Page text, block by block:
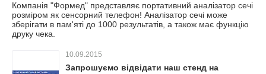
Компанія "Формед" представляє портативний аналізатор сечі
розміром як сенсорний телефон! Аналізатор сечі може
зберігати в пам'яті до 1000 результатів, а також має функцію
друку чека.
10.09.2015
Запрошуємо відвідати наш стенд на